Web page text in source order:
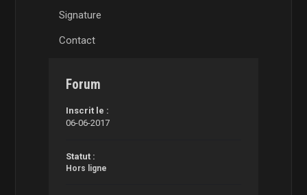
Signature
Contact
Forum
Inscrit le :
06-06-2017
Statut :
Hors ligne